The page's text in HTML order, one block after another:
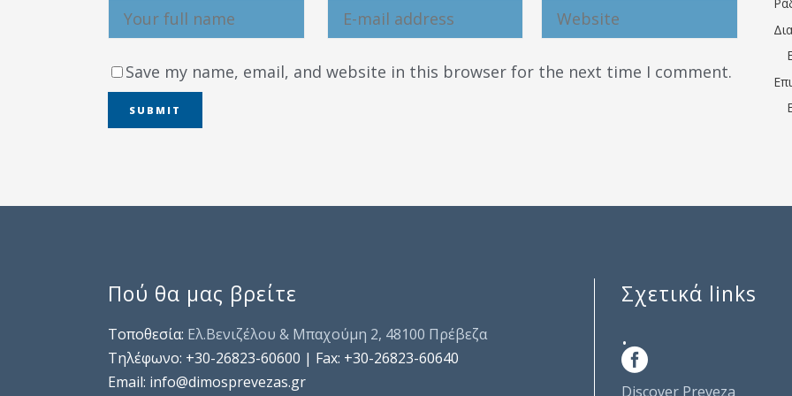
Save my name, email, and website in this browser for the next time I comment.
Πού θα μας βρείτε
Τοποθεσία: Ελ.Βενιζέλου & Μπαχούμη 2, 48100 Πρέβεζα
Τηλέφωνo: +30-26823-60600 | Fax: +30-26823-60640
Email: info@dimosprevezas.gr
Σχετικά links
.
Discover Preveza